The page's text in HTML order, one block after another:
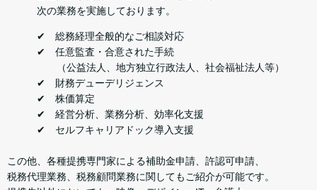
次の業務を実施しております。
✔ 総務経理全般的なご相談対応
✔ 任意監査・合意された手続
（公益法人、地方独立行政法人、社会福祉法人等）
✔ 財務デューデリジェンス
✔ 株価算定
✔ 経営分析、業務分析、効率化支援
✔ セルフキャリアドック導入支援
この他、各種提携専門家による補助金申請、許認可申請、
税務代理業務、税務顧問業務に関してもご紹介が可能です。